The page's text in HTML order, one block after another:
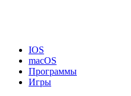
IOS
macOS
Программы
Игры